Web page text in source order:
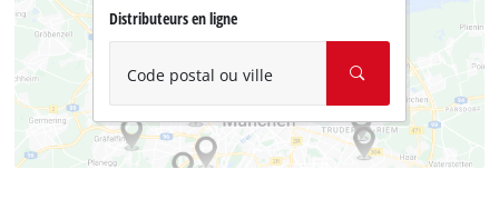
Distributeurs en ligne
Code postal ou ville